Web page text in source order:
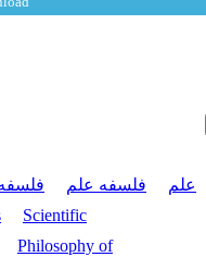
علم فلسفه علم
Scientific
Philosophy of